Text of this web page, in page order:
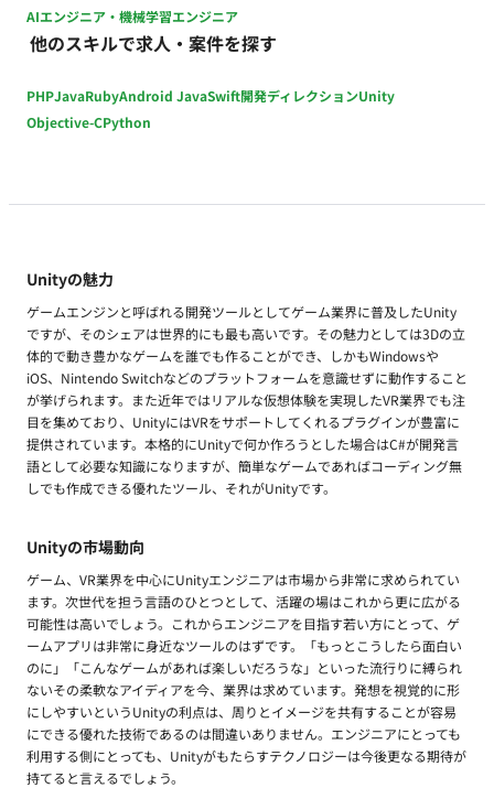
AIエンジニア・機械学習エンジニア
他のスキルで求人・案件を探す
PHPJavaRubyAndroid JavaSwift開発ディレクションUnity
Objective-CPython
Unityの魅力
ゲームエンジンと呼ばれる開発ツールとしてゲーム業界に普及したUnity
ですが、そのシェアは世界的にも最も高いです。その魅力としては3Dの立
体的で動き豊かなゲームを誰でも作ることができ、しかもWindowsや
iOS、Nintendo Switchなどのプラットフォームを意識せずに動作すること
が挙げられます。また近年ではリアルな仮想体験を実現したVR業界でも注
目を集めており、UnityにはVRをサポートしてくれるプラグインが豊富に
提供されています。本格的にUnityで何か作ろうとした場合はC#が開発言
語として必要な知識になりますが、簡単なゲームであればコーディング無
しでも作成できる優れたツール、それがUnityです。
Unityの市場動向
ゲーム、VR業界を中心にUnityエンジニアは市場から非常に求められてい
ます。次世代を担う言語のひとつとして、活躍の場はこれから更に広がる
可能性は高いでしょう。これからエンジニアを目指す若い方にとって、ゲ
ームアプリは非常に身近なツールのはずです。「もっとこうしたら面白い
のに」「こんなゲームがあれば楽しいだろうな」といった流行りに縛られ
ないその柔軟なアイディアを今、業界は求めています。発想を視覚的に形
にしやすいというUnityの利点は、周りとイメージを共有することが容易
にできる優れた技術であるのは間違いありません。エンジニアにとっても
利用する側にとっても、Unityがもたらすテクノロジーは今後更なる期待が
持てると言えるでしょう。